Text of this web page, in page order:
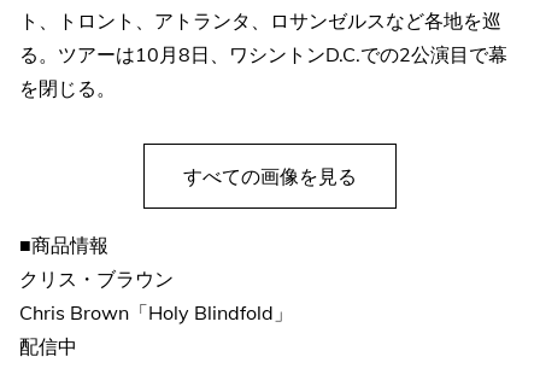
ト、トロント、アトランタ、ロサンゼルスなど各地を巡
る。ツアーは10月8日、ワシントンD.C.での2公演目で幕
を閉じる。
すべての画像を見る
■商品情報
クリス・ブラウン
Chris Brown「Holy Blindfold」
配信中